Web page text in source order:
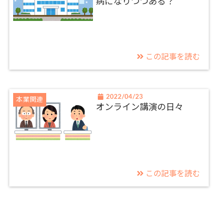
病になりつつある？
この記事を読む
本業関連 2022/04/23
オンライン講演の日々
この記事を読む